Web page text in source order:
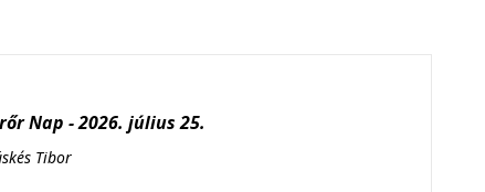
Nap - 2026. július 25.
Tibor